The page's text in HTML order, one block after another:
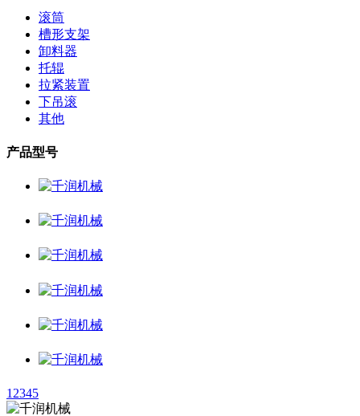
滚筒
槽形支架
卸料器
托辊
拉紧装置
下吊滚
其他
产品型号
1 2345